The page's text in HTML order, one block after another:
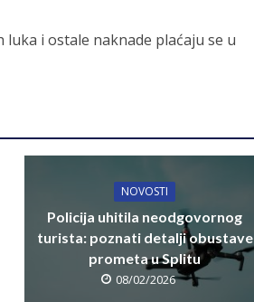
i ostale naknade plaćaju se u
NOVOSTI
Policija uhitila neodgovornog
turista: poznati detalji obustave
prometa u Splitu
08/02/2026